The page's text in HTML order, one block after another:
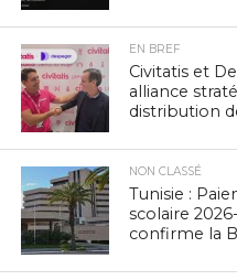
EN BREF
Civitatis et
alliance
distribution
NON CLASSÉ
Tunisie :
scolaire
confirme la